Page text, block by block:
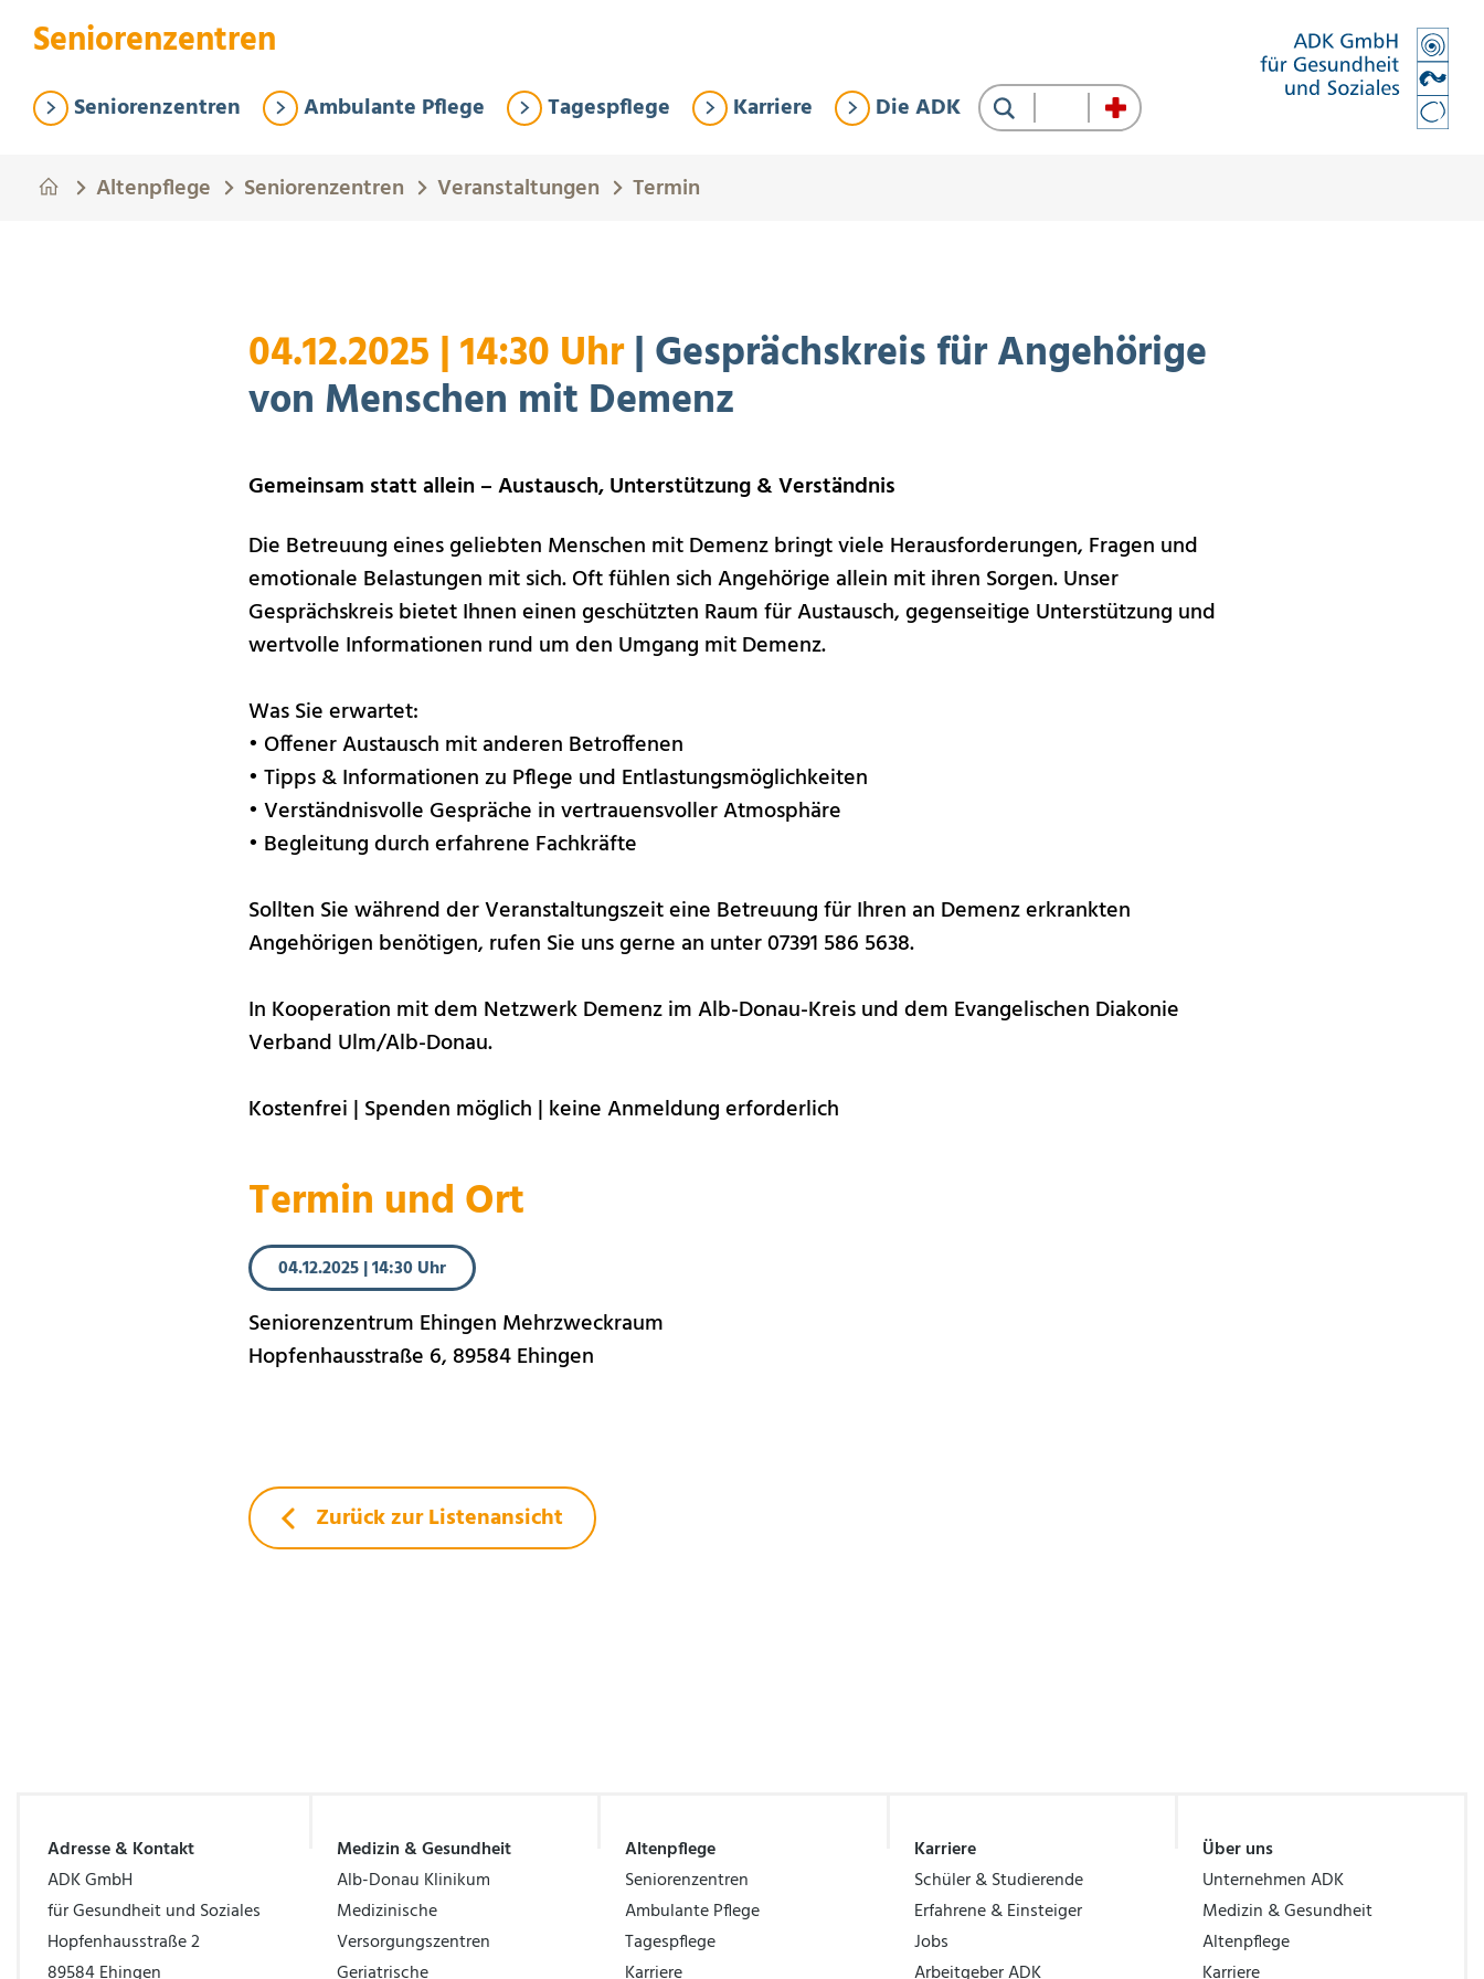
Springe zum Hauptinhalt
Seniorenzentren
Seniorenzentren Ambulante Pflege Tagespflege Karriere Die ADK Suche
Altenpflege Seniorenzentren Veranstaltungen Termin
04.12.2025 |14:30 Uhr| Gesprächskreis für Angehörige
von Menschen mit Demenz
Gemeinsam statt allein – Austausch, Unterstützung & Verständnis
Die Betreuung eines geliebten Menschen mit Demenz bringt viele Herausforderungen, Fragen und
emotionale Belastungen mit sich. Oft fühlen sich Angehörige allein mit ihren Sorgen. Unser
Gesprächskreis bietet Ihnen einen geschützten Raum für Austausch, gegenseitige Unterstützung und
wertvolle Informationen rund um den Umgang mit Demenz.
Was Sie erwartet:
• Offener Austausch mit anderen Betroffenen
• Tipps & Informationen zu Pflege und Entlastungsmöglichkeiten
• Verständnisvolle Gespräche in vertrauensvoller Atmosphäre
• Begleitung durch erfahrene Fachkräfte
Sollten Sie während der Veranstaltungszeit eine Betreuung für Ihren an Demenz erkrankten
Angehörigen benötigen, rufen Sie uns gerne an unter 07391 586 5638.
In Kooperation mit dem Netzwerk Demenz im Alb-Donau-Kreis und dem Evangelischen Diakonie
Verband Ulm/Alb-Donau.
Kostenfrei | Spenden möglich | keine Anmeldung erforderlich
Termin und Ort
04.12.2025|14:30 Uhr
Seniorenzentrum Ehingen Mehrzweckraum
Hopfenhausstraße 6, 89584 Ehingen
Zurück zur Listenansicht
Adresse & Kontakt
ADK GmbH
für Gesundheit und Soziales
Hopfenhausstraße 2
89584 Ehingen
Medizin & Gesundheit
Alb-Donau Klinikum
Medizinische
Versorgungszentren
Geriatrische
Altenpflege
Seniorenzentren
Ambulante Pflege
Tagespflege
Karriere
Karriere
Schüler & Studierende
Erfahrene & Einsteiger
Jobs
Arbeitgeber ADK
Über uns
Unternehmen ADK
Medizin & Gesundheit
Altenpflege
Karriere